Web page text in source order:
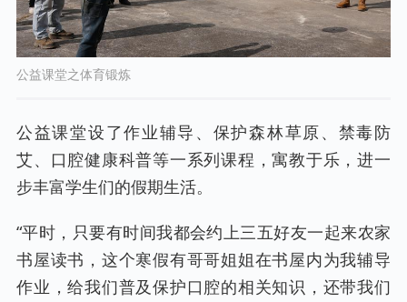
公益课堂之体育锻炼
公益课堂设了作业辅导、保护森林草原、禁毒防
艾、口腔健康科普等一系列课程，寓教于乐，进一
步丰富学生们的假期生活。
“平时，只要有时间我都会约上三五好友一起来农家
书屋读书，这个寒假有哥哥姐姐在书屋内为我辅导
作业，给我们普及保护口腔的相关知识，还带我们